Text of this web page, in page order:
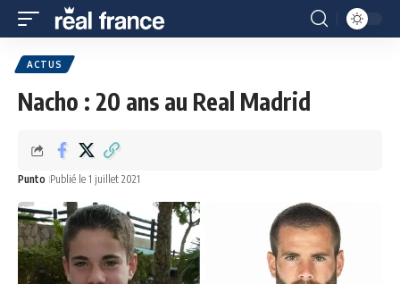
ACTUS
Nacho : 20 ans au Real Madrid
Punto Publié le 1 juillet 2021